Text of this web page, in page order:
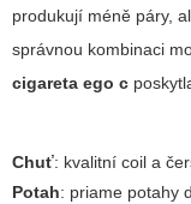
produkují méně páry,
správnou kombinaci
cigareta ego c
Chuť: kvalitní coil a
Potah: priame potahy